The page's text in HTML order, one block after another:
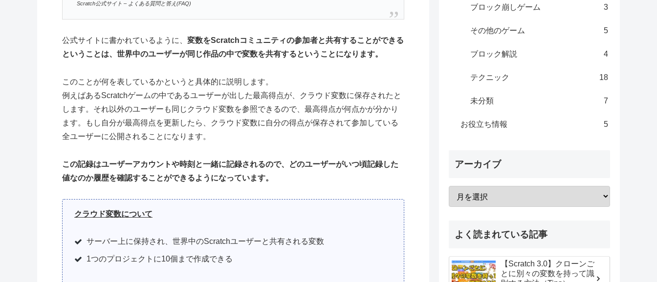
Scratch公式サイト – よくある質問と答え(FAQ)
公式サイトに書かれているように、 変数をScratchコミュニティの参加者と共有することができる
ということは、世界中のユーザーが同じ作品の中で変数を共有するということになります。
このことが何を表しているかというと具体的に説明します。
例えばあるScratchゲームの中であるユーザーが出した最高得点が、クラウド変数に保存されたと
します。それ以外のユーザーも同じクラウド変数を参照できるので、最高得点が何点かが分かり
ます。もし自分が最高得点を更新したら、クラウド変数に自分の得点が保存されて参加している
全ユーザーに公開されることになります。
この記録はユーザーアカウントや時刻と一緒に記録されるので、どのユーザーがいつ頃記録した
値なのか履歴を確認することができるようになっています。
クラウド変数について
サーバー上に保持され、世界中のScratchユーザーと共有される変数
1つのプロジェクトに10個まで作成できる
ブロック崩しゲーム 3
その他のゲーム 5
ブロック解説 4
テクニック 18
未分類 7
お役立ち情報 5
アーカイブ
よく読まれている記事
【Scratch 3.0】クローンご
とに別々の変数を持って識